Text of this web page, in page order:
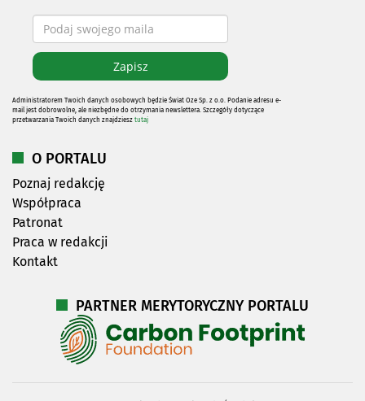
Administratorem Twoich danych osobowych będzie Świat Oze Sp. z o.o. Podanie adresu e-
mail jest dobrowolne, ale niezbędne do otrzymania newslettera. Szczegóły dotyczące
przetwarzania Twoich danych znajdziesz tutaj
O PORTALU
Poznaj redakcję
Współpraca
Patronat
Praca w redakcji
Kontakt
PARTNER MERYTORYCZNY PORTALU